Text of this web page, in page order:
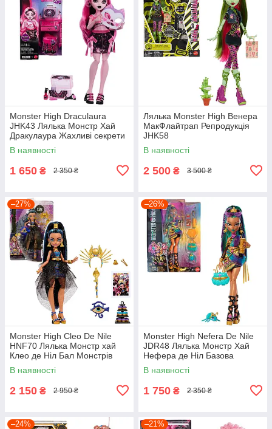
Monster High Draculaura
JHK43 Лялька Монстр Хай
Дракулаура Жахливі секрети
В наявності
1 650 ₴ 2 350 ₴
Лялька Monster High Венера
МакФлайтрап Репродукція
JHK58
В наявності
2 500 ₴ 3 500 ₴
–27%
Monster High Cleo De Nile
HNF70 Лялька Монстр хай
Клео де Ніл Бал Монстрів
В наявності
2 150 ₴ 2 950 ₴
–26%
Monster High Nefera De Nile
JDR48 Лялька Монстр Хай
Нефера де Ніл Базова
В наявності
1 750 ₴ 2 350 ₴
–24% –21%